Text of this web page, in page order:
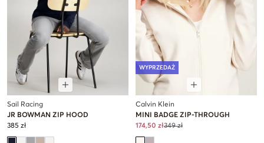
Sail Racing
JR BOWMAN ZIP HOOD
385 zł
WYPRZEDAŻ
Calvin Klein
MINI BADGE ZIP-THROUGH
174,50 zł349 zł